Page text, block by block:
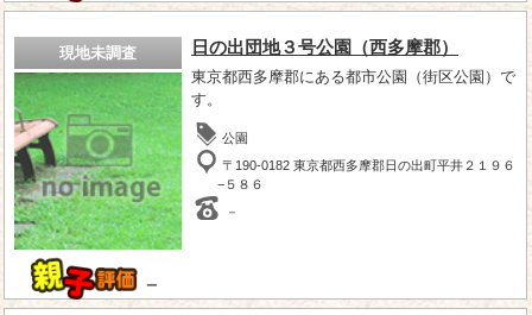
現地未調査
－
日の出団地３号公園（西多摩郡）
東京都西多摩郡にある都市公園（街区公園）で
す。
公園
〒190-0182 東京都西多摩郡日の出町平井２１９６
−５８６
－